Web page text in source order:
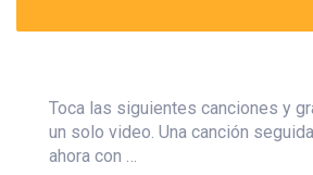
Toca las siguientes canciones y
un solo video. Una canción
ahora con …